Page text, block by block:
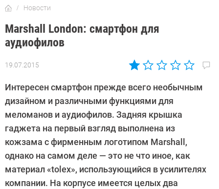
Новости
Marshall London: смартфон для
аудиофилов
19.07.2015
Автор:
Ларионов
Интересен смартфон прежде всего необычным
дизайном и различными функциями для
меломанов и аудиофилов. Задняя крышка
гаджета на первый взгляд выполнена из
кожзама с фирменным логотипом Marshall,
однако на самом деле — это не что иное, как
материал «tolex», использующийся в усилителях
компании. На корпусе имеется целых два